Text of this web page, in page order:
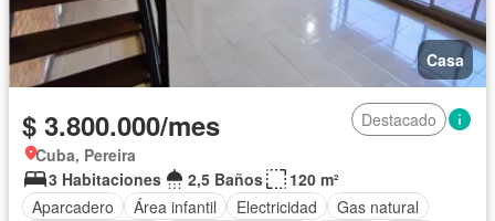
Casa
$ 3.800.000/mes
Destacado
Cuba, Pereira
3 Habitaciones
2,5 Baños
120 m²
Aparcadero
Área infantil Electricidad
Gas natural